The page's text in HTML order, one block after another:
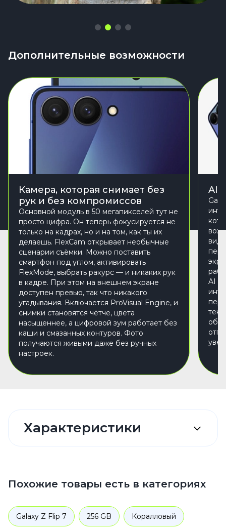
Дополнительные возможности
Камера, которая снимает без
рук и без компромиссов
Основной модуль в 50 мегапикселей тут не
просто цифра. Он теперь фокусируется не
только на кадрах, но и на том, как ты их
делаешь. FlexCam открывает необычные
сценарии съёмки. Можно поставить
смартфон под углом, активировать
FlexMode, выбрать ракурс — и никаких рук
в кадре. При этом на внешнем экране
доступен превью, так что никакого
угадывания. Включается ProVisual Engine, и
снимки становятся чётче, цвета
насыщеннее, а цифровой зум работает без
каши и смазанных контуров. Фото
получаются живыми даже без ручных
настроек.
AI
AI
Характеристики
Похожие товары есть в категориях
Galaxy Z Flip 7 256 GB Коралловый